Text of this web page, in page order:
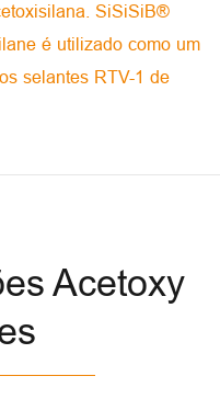
SiSiSiB®
é utilizado como um
selantes RTV-1 de
Acetoxy